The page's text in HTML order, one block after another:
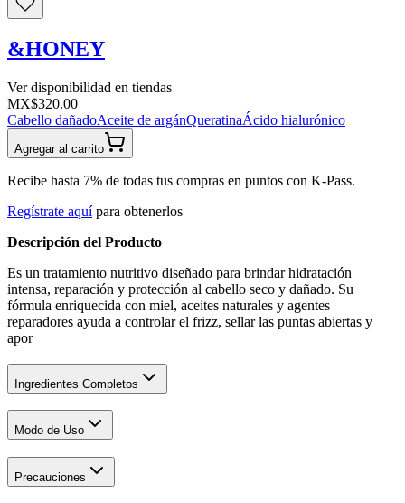
&HONEY
Ver disponibilidad en tiendas
MX$320.00
Cabello dañadoAceite de argánQueratinaÁcido hialurónico
Agregar al carrito
Recibe hasta 7% de todas tus compras en puntos con K-Pass.
Regístrate aquí para obtenerlos
Descripción del Producto
Es un tratamiento nutritivo diseñado para brindar hidratación
intensa, reparación y protección al cabello seco y dañado. Su
fórmula enriquecida con miel, aceites naturales y agentes
reparadores ayuda a controlar el frizz, sellar las puntas abiertas y
apor
Ingredientes Completos
Modo de Uso
Precauciones